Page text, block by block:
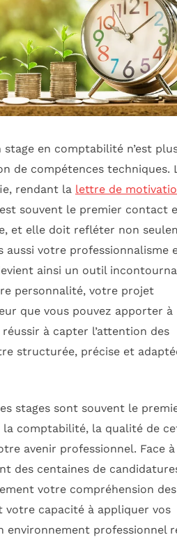
stage en comptabilité n’est
de compétences techniques.
rendant la lettre de
souvent le premier contact
et elle doit refléter non
aussi votre professionnalisme
ainsi un outil
personnalité, votre projet
que vous pouvez apporter à
à capter l’attention des
structurée, précise et
stages sont souvent le
la comptabilité, la qualité de
avenir professionnel. Face à
des centaines de
votre compréhension des
votre capacité à appliquer vos
environnement professionnel